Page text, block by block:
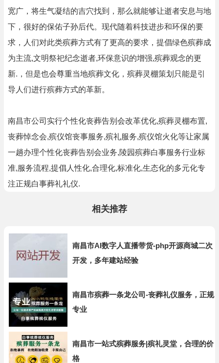
宽广，将生气凝结的吉穴找到，那么就能够让逝者安息与地
下，很好的保佑子孙后代。现代随着科技进步和环保的要
求，人们对此类殡葬方式有了更高的要求，提倡绿色殡葬成
为主流,文明祭祀纪念逝者,环保意识的增强,殡葬观念的更
新.，但是也会尊重当地殡葬文化，殡葬灵棚策划只能是引
导人们进行殡葬方式的革新。
南昌市公司实行个性化丧葬告别会改革优化,殡葬灵棚布置,
丧葬悼念会,殡仪馆丧事服务,殡礼服务,殡仪馆火化等让家属
一趟办理个性化丧葬告别会业务,陵园殡葬白事服务行业标
准,服务流程,提倡人性化,合理化,标准化,生态化的多元化专
注正规白事葬礼礼仪.
相关推荐
南昌市AI数字人直播带货-php开源商城二次
开发，多年建站经验
南昌市殡葬一条龙公司-丧葬礼仪服务，正规
专业
南昌市一站式殡葬服务|殡礼灵堂，合理的价
格